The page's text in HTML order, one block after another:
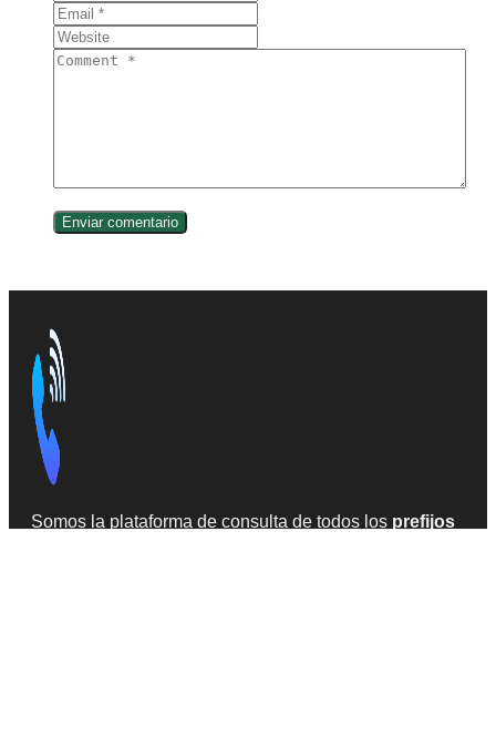
Somos la plataforma de consulta de todos los prefijos